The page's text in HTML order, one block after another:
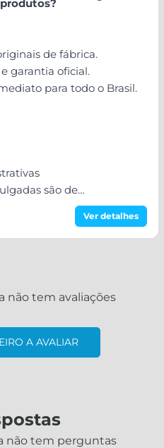
Ver detalhes
de fábrica.
garantia oficial.
para todo o Brasil.
são de
Fornecedor!
não tem avaliações
A AVALIAR
não tem perguntas